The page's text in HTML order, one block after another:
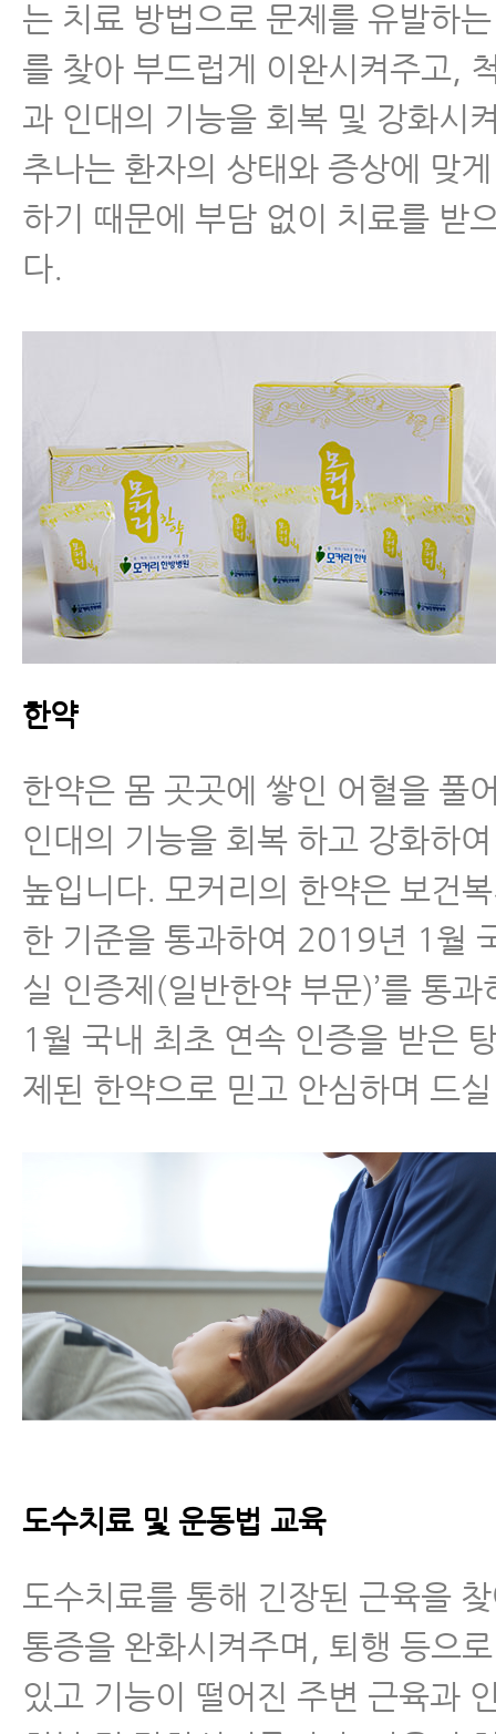
는 치료 방법으로 문제를 유발하
를 찾아 부드럽게 이완시켜주고,
과 인대의 기능을 회복 및 강화시
추나는 환자의 상태와 증상에 맞
하기 때문에 부담 없이 치료를 받
다.
한약
한약은 몸 곳곳에 쌓인 어혈을 풀
인대의 기능을 회복 하고 강화하
높입니다. 모커리의 한약은 보건
한 기준을 통과하여 2019년 1월
실 인증제(일반한약 부문)’를 통
1월 국내 최초 연속 인증을 받은
제된 한약으로 믿고 안심하며 드
도수치료 및 운동법 교육
도수치료를 통해 긴장된 근육을
통증을 완화시켜주며, 퇴행 등으
있고 기능이 떨어진 주변 근육과